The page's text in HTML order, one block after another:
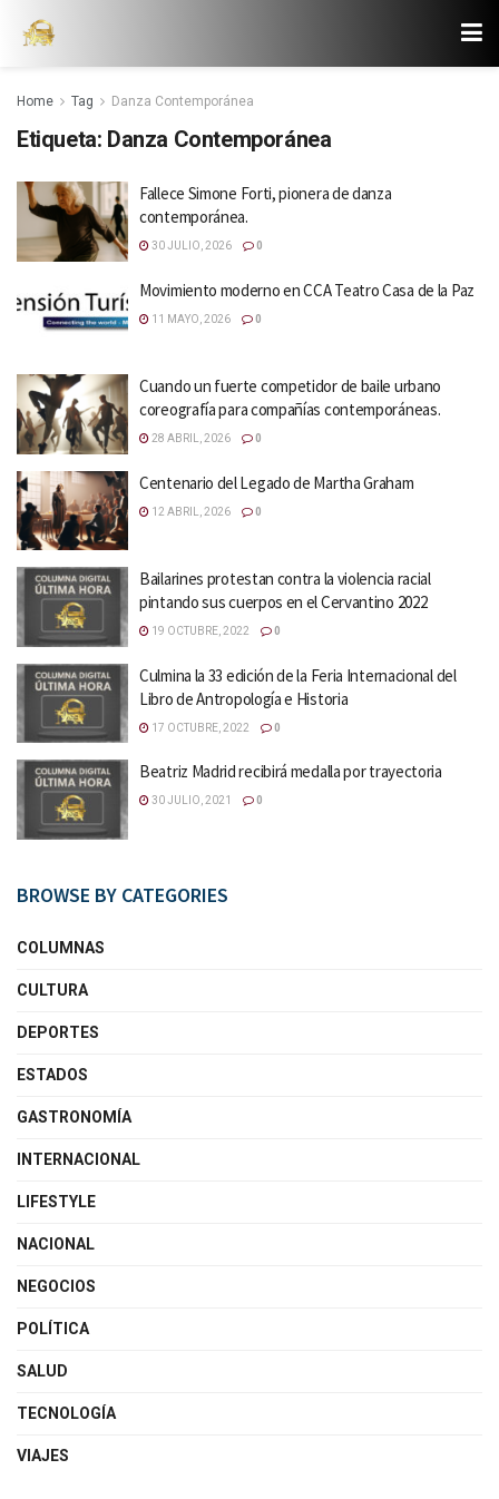
Home Tag Danza Contemporánea
Etiqueta: Danza Contemporánea
Fallece Simone Forti, pionera de danza
contemporánea.
30 JULIO, 2026 0
Movimiento moderno en CCA Teatro Casa de la Paz
11 MAYO, 2026 0
Cuando un fuerte competidor de baile urbano
coreografía para compañías contemporáneas.
28 ABRIL, 2026 0
Centenario del Legado de Martha Graham
12 ABRIL, 2026 0
Bailarines protestan contra la violencia racial
pintando sus cuerpos en el Cervantino 2022
19 OCTUBRE, 2022 0
Culmina la 33 edición de la Feria Internacional del
Libro de Antropología e Historia
17 OCTUBRE, 2022 0
Beatriz Madrid recibirá medalla por trayectoria
30 JULIO, 2021 0
BROWSE BY CATEGORIES
COLUMNAS
CULTURA
DEPORTES
ESTADOS
GASTRONOMÍA
INTERNACIONAL
LIFESTYLE
NACIONAL
NEGOCIOS
POLÍTICA
SALUD
TECNOLOGÍA
VIAJES